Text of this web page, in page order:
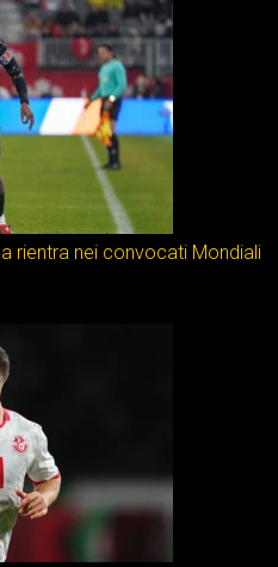
rientra nei convocati Mondiali